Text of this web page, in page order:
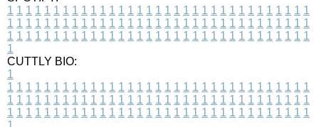
1 1 1 1 1 1 1 1 1 1 1 1 1 1 1 1 1 1 1 1 1 1 1 1 1 1 1 1 1 1 1 1 1
1 1 1 1 1 1 1 1 1 1 1 1 1 1 1 1 1 1 1 1 1 1 1 1 1 1 1 1 1 1 1 1 1
1 1 1 1 1 1 1 1 1 1 1 1 1 1 1 1 1 1 1 1 1 1 1 1 1 1 1 1 1 1 1 1 1
1
CUTTLY BIO:
1
1 1 1 1 1 1 1 1 1 1 1 1 1 1 1 1 1 1 1 1 1 1 1 1 1 1 1 1 1 1 1 1 1
1 1 1 1 1 1 1 1 1 1 1 1 1 1 1 1 1 1 1 1 1 1 1 1 1 1 1 1 1 1 1 1 1
1 1 1 1 1 1 1 1 1 1 1 1 1 1 1 1 1 1 1 1 1 1 1 1 1 1 1 1 1 1 1 1 1